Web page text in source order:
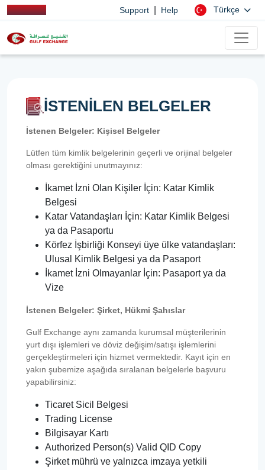
Support Help Türkçe
İSTENİLEN BELGELER
İstenen Belgeler: Kişisel Belgeler
Lütfen tüm kimlik belgelerinin geçerli ve orijinal belgeler
olması gerektiğini unutmayınız:
İkamet İzni Olan Kişiler İçin: Katar Kimlik
Belgesi
Katar Vatandaşları İçin: Katar Kimlik Belgesi
ya da Pasaportu
Körfez İşbirliği Konseyi üye ülke vatandaşları:
Ulusal Kimlik Belgesi ya da Pasaport
İkamet İzni Olmayanlar İçin: Pasaport ya da
Vize
İstenen Belgeler: Şirket, Hükmi Şahıslar
Gulf Exchange aynı zamanda kurumsal müşterilerinin
yurt dışı işlemleri ve döviz değişim/satışı işlemlerini
gerçekleştirmeleri için hizmet vermektedir. Kayıt için en
yakın şubemize aşağıda sıralanan belgelerle başvuru
yapabilirsiniz:
Ticaret Sicil Belgesi
Trading License
Bilgisayar Kartı
Authorized Person(s) Valid QID Copy
Şirket mührü ve yalnızca imzaya yetkili